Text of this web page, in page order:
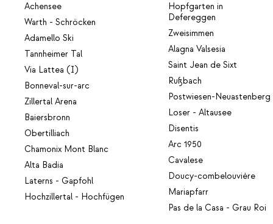
Achensee
Warth - Schröcken
Adamello Ski
Tannheimer Tal
Via Lattea (I)
Bonneval-sur-arc
Zillertal Arena
Baiersbronn
Obertilliach
Chamonix Mont Blanc
Alta Badia
Laterns - Gapfohl
Hochzillertal - Hochfügen
Hopfgarten in
Defereggen
Zweisimmen
Alagna Valsesia
Saint Jean de Sixt
Rußbach
Postwiesen-Neuastenberg
Loser - Altausee
Disentis
Arc 1950
Cavalese
Doucy-combelouvière
Mariapfarr
Pas de la Casa - Grau Roi